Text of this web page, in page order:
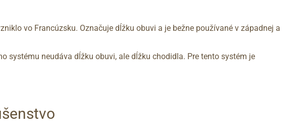
vo Francúzsku. Označuje dĺžku obuvi a je bežne používané v západnej a
systému neudáva dĺžku obuvi, ale dĺžku chodidla. Pre tento systém je